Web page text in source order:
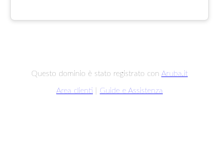
Questo dominio è stato registrato con Aruba.it
Area clienti Guide e Assistenza